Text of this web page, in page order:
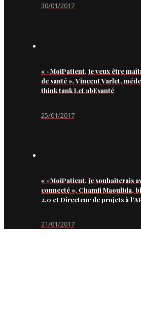
30/01/2017
« #MoiPatient, je veux être
de santé », Vincent Varlet,
think tank LeLabEsanté
25/01/2017
« #MoiPatient, je souhaiterais
connecté », Chamfi Maoulida,
2.0 et Directeur de projets à
21/01/2017